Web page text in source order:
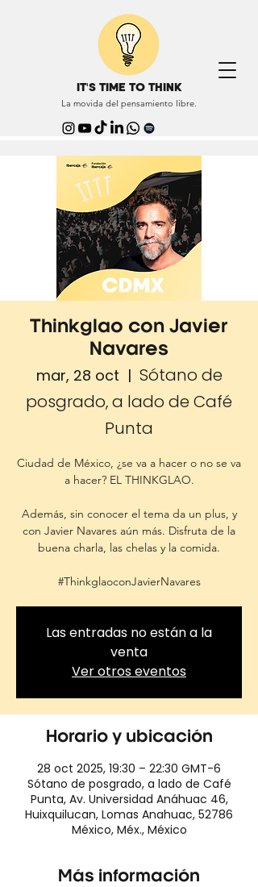
IT'S TIME TO THINK
La movida del pensamiento libre.
Thinkglao con Javier
Navares
mar, 28 oct
  |
Sótano de
posgrado, a lado de Café
Punta
Ciudad de México, ¿se va a hacer o no se va
a hacer? EL THINKGLAO.
Además, sin conocer el tema da un plus, y
con Javier Navares aún más. Disfruta de la
buena charla, las chelas y la comida.
#ThinkglaoconJavierNavares
Las entradas no están a la
venta
Ver otros eventos
Horario y ubicación
28 oct 2025, 19:30 – 22:30 GMT-6
Sótano de posgrado, a lado de Café
Punta, Av. Universidad Anáhuac 46,
Huixquilucan, Lomas Anahuac, 52786
México, Méx., México
Más información